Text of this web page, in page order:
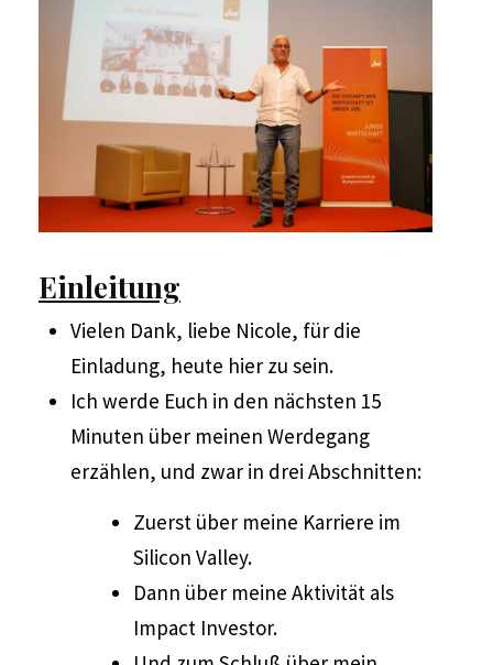
Einleitung
Vielen Dank, liebe Nicole, für die
Einladung, heute hier zu sein.
Ich werde Euch in den nächsten 15
Minuten über meinen Werdegang
erzählen, und zwar in drei Abschnitten:
Zuerst über meine Karriere im
Silicon Valley.
Dann über meine Aktivität als
Impact Investor.